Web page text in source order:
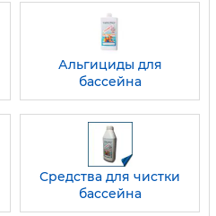
Альгициды для
бассейна
Средства для чистки
бассейна